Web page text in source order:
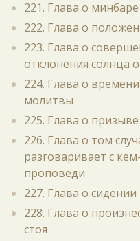
221. Глава о минбаре
222. Глава о
223. Глава о
отклонения солнца
224. Глава о
молитвы
225. Глава о
226. Глава о том
разговаривает с
проповеди
227. Глава о
228. Глава о
стоя